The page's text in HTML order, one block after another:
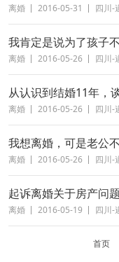
离婚 2016-05-31 四川-
我肯定是说为了孩子
离婚 2016-05-26 四川-
从认识到结婚11年，
离婚 2016-05-26 四川-
我想离婚，可是老公
离婚 2016-05-26 四川-
起诉离婚关于房产问题
离婚 2016-05-19 四川-
首页